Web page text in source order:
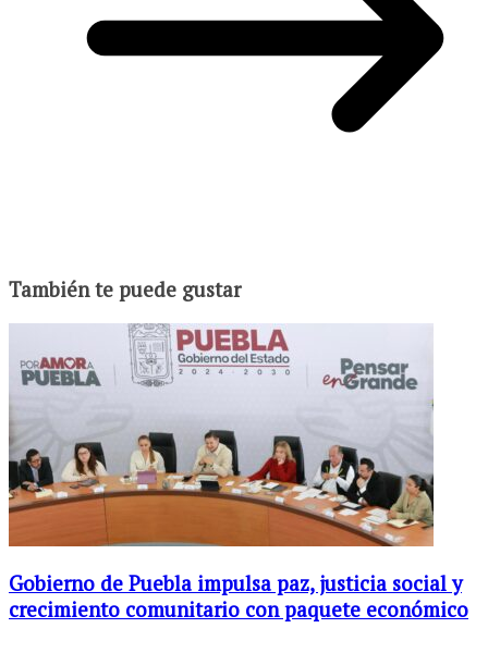
También te puede gustar
Gobierno de Puebla impulsa paz, justicia social y
crecimiento comunitario con paquete económico